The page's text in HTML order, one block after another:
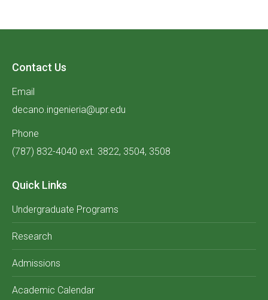
Contact Us
Email
decano.ingenieria@upr.edu
Phone
(787) 832-4040 ext. 3822, 3504, 3508
Quick Links
Undergraduate Programs
Research
Admissions
Academic Calendar